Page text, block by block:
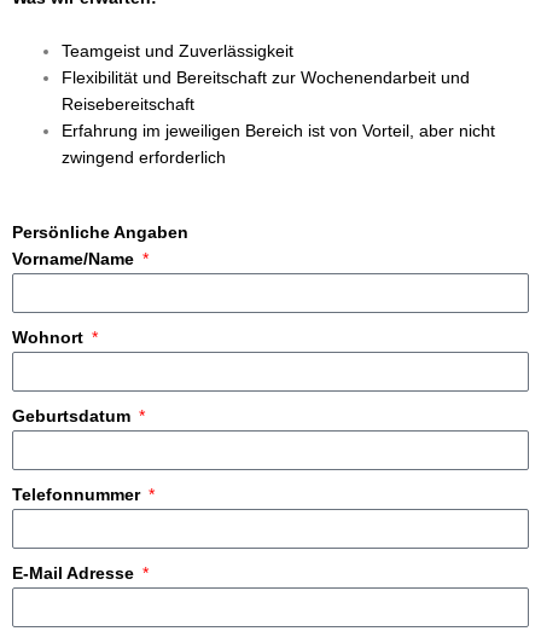
Teamgeist und Zuverlässigkeit
Flexibilität und Bereitschaft zur Wochenendarbeit und
Reisebereitschaft
Erfahrung im jeweiligen Bereich ist von Vorteil, aber nicht
zwingend erforderlich
Persönliche Angaben
Vorname/Name
Wohnort
Geburtsdatum
Telefonnummer
E-Mail Adresse